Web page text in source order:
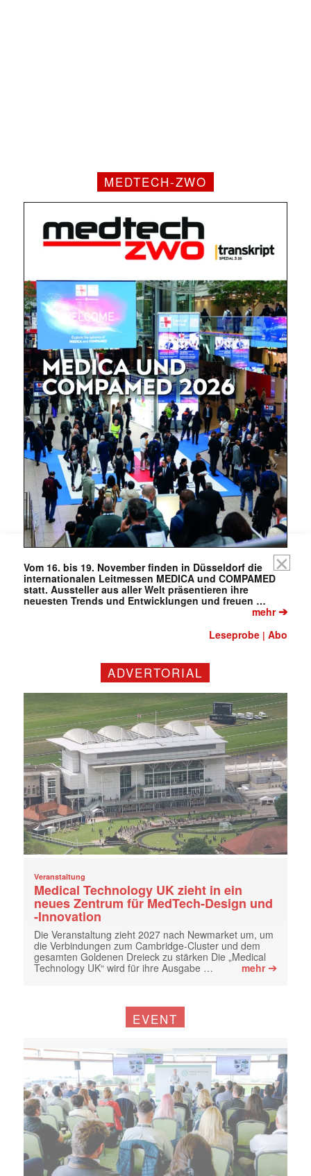
Mit dem |transkript-Newsletter
jede Woche aktuell informiert.
E-
Mail
(erforderlich)
MEDTECH-ZWO
Vom 16. bis 19. November finden in Düsseldorf die
internationalen Leitmessen MEDICA und COMPAMED
statt. Aussteller aus aller Welt präsentieren ihre
neuesten Trends und Entwicklungen und freuen …
mehr➔
Leseprobe |Abo
ADVERTORIAL
Veranstaltung
Medical Technology UK zieht in ein
neues Zentrum für MedTech-Design und
-Innovation
Die Veranstaltung zieht 2027 nach Newmarket um, um
die Verbindungen zum Cambridge-Cluster und dem
gesamten Goldenen Dreieck zu stärken Die „Medical
Technology UK“ wird für ihre Ausgabe …
mehr➔
EVENT